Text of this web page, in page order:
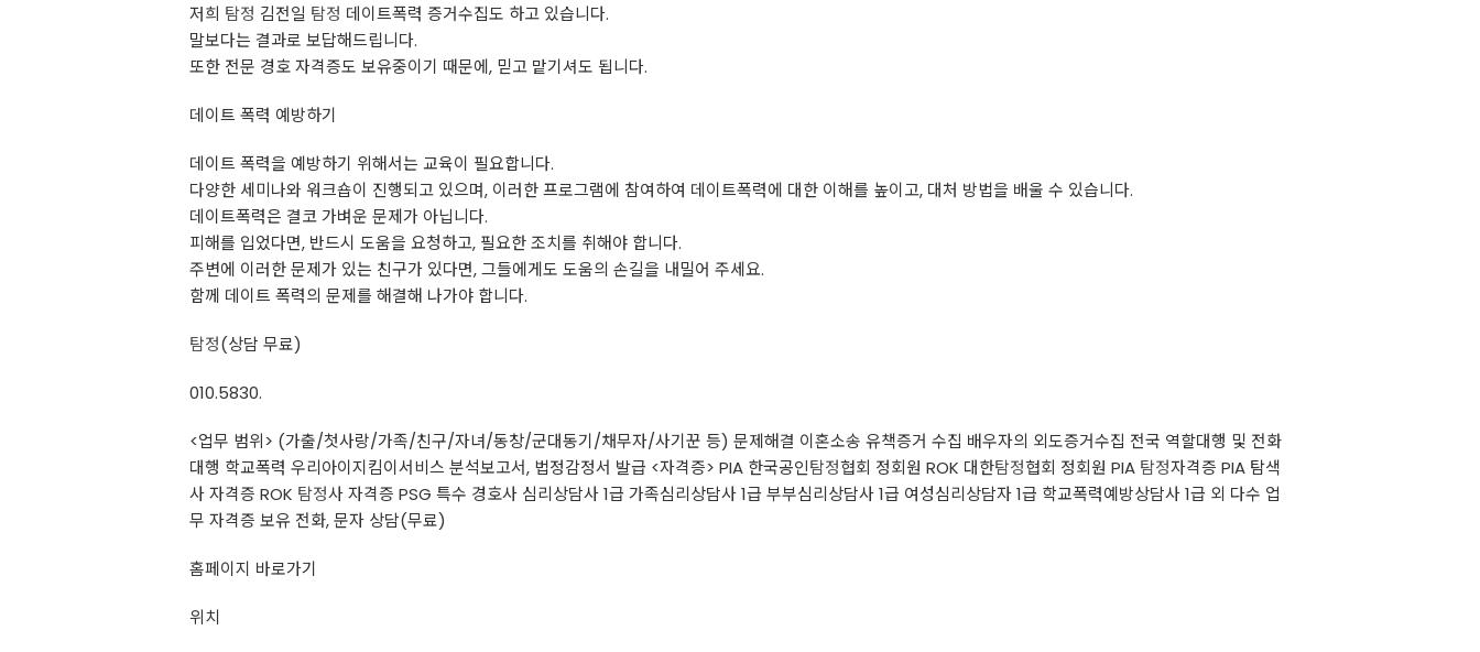
저희 탐정 김전일 탐정 데이트폭력 증거수집도 하고 있습니다.
말보다는 결과로 보답해드립니다.
또한 전문 경호 자격증도 보유중이기 때문에, 믿고 맡기셔도 됩니다.
데이트 폭력 예방하기
데이트 폭력을 예방하기 위해서는 교육이 필요합니다.
다양한 세미나와 워크숍이 진행되고 있으며, 이러한 프로그램에 참여하여 데이트폭력에 대한 이해를 높이고, 대처 방법을 배울 수 있습니다.
데이트폭력은 결코 가벼운 문제가 아닙니다.
피해를 입었다면, 반드시 도움을 요청하고, 필요한 조치를 취해야 합니다.
주변에 이러한 문제가 있는 친구가 있다면, 그들에게도 도움의 손길을 내밀어 주세요.
함께 데이트 폭력의 문제를 해결해 나가야 합니다.
탐정(상담 무료)
010.5830.
<업무 범위> (가출/첫사랑/가족/친구/자녀/동창/군대동기/채무자/사기꾼 등) 문제해결 이혼소송 유책증거 수집 배우자의 외도증거수집 전국 역할대행 및 전화
대행 학교폭력 우리아이지킴이서비스 분석보고서, 법정감정서 발급 <자격증> PIA 한국공인탐정협회 정회원 ROK 대한탐정협회 정회원 PIA 탐정자격증 PIA 탐색
사 자격증 ROK 탐정사 자격증 PSG 특수 경호사 심리상담사 1급 가족심리상담사 1급 부부심리상담사 1급 여성심리상담자 1급 학교폭력예방상담사 1급 외 다수 업
무 자격증 보유 전화, 문자 상담(무료)
홈페이지 바로가기
위치